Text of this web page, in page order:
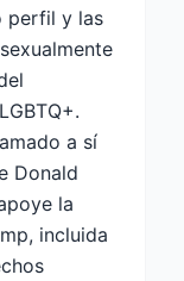
perfil y las
a sí
Donald
la
incluida